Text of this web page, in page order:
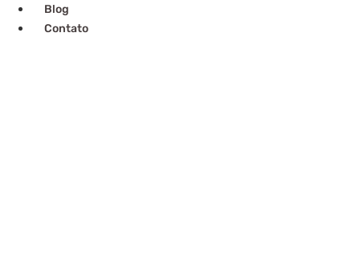
Blog
Contato